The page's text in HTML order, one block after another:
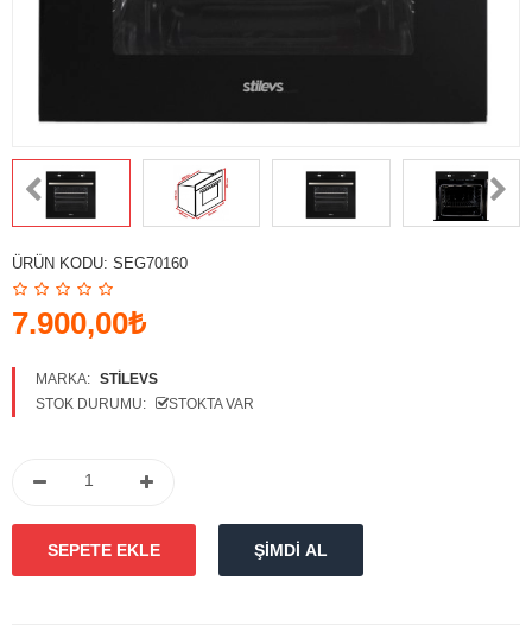
KAMPANYALAR
Karşılaştırmak
Favori
Ürünlerim (0)
Diller
ÜRÜN KODU: SEG70160
7.900,00₺
MARKA: STILEVS
STOK DURUMU:
STOKTA VAR